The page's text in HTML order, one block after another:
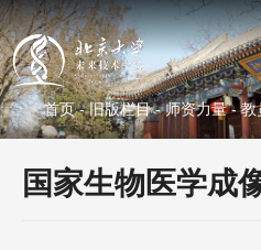
首页-旧版栏目-师资力量-教
国家生物医学成